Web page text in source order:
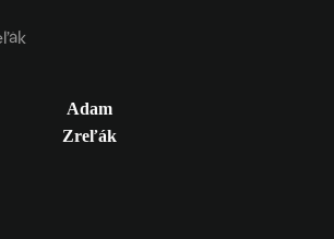
Adam
Zreľák